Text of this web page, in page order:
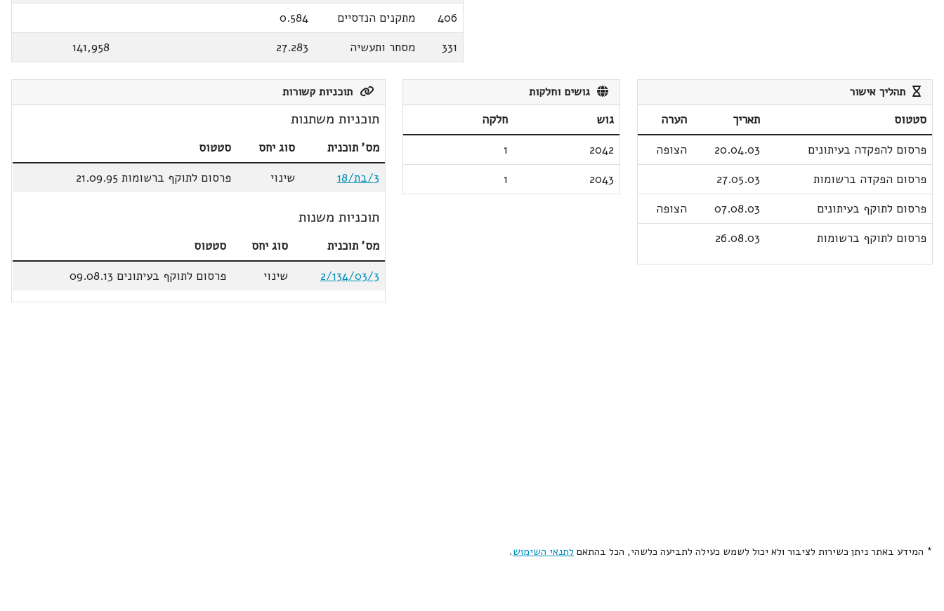
406
מתקנים הנדסיים
0.584
331
מסחר ותעשיה 27.283
141,958
תהליך אישור
סטטוס תאריך
הערה
פרסום להפקדה בעיתונים
20.04.03
הצופה
פרסום הפקדה ברשומות
27.05.03
פרסום לתוקף בעיתונים
07.08.03
הצופה
פרסום לתוקף ברשומות
26.08.03
גושים וחלקות
גוש
חלקה
2042
1
2043
1
תוכניות קשורות
תוכניות משתנות
מס' תוכנית סוג יחס
סטטוס
3/בת/18
שינוי פרסום לתוקף ברשומות 21.09.95
תוכניות משנות
מס' תוכנית סוג יחס
סטטוס
2/134/03/3
שינוי פרסום לתוקף בעיתונים 09.08.13
* המידע באתר ניתן כשירות לציבור ולא יכול לשמש כעילה לתביעה כלשהי, הכל בהתאם לתנאי השימוש.